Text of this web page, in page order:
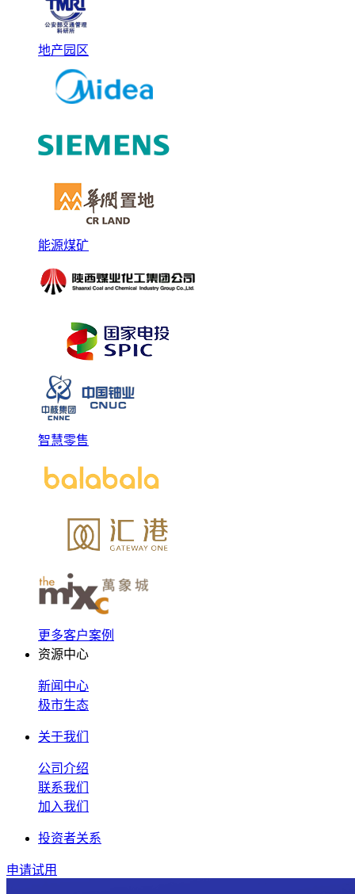
地产园区
能源煤矿
智慧零售
更多客户案例
资源中心
新闻中心
极市生态
关于我们
公司介绍
联系我们
加入我们
投资者关系
申请试用